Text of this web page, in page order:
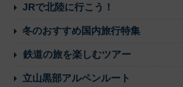
JRで北陸に行こう！
冬のおすすめ国内旅行特集
鉄道の旅を楽しむツアー
立山黒部アルペンルート